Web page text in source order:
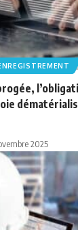
2025